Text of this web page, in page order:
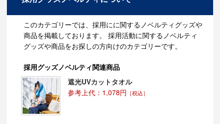
★背面(4色)：カラーバリエーション
※メッシュ生地とパイピングは、色味が異なります。
ＰＲ効果抜群
により、注目度UP、集客効果UPが見込めます。
被せる椅子さえあれば、ほぼ全てのシチュエーションで
利用可！
・企業様の展示会・セミナー
・採用イベント(合同企業説明会・学校説明会・就活セミ
ナー・就活フォーラム)
このカテゴリーでは、採用にに関するノベルティグッズや
商品を掲載しております。 採用活動に関するノベルティ
グッズや商品をお探しの方向けのカテゴリーです。
採用グッズノベルティ関連商品
遮光UVカットタオル
参考上代：1,078円 ［税込］